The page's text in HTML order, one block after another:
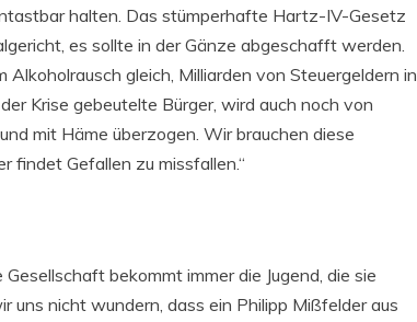
halten. Das stümperhafte Hartz-IV-Gesetz
es sollte in der Gänze abgeschafft werden.
gleich, Milliarden von Steuergeldern in
Krise gebeutelte Bürger, wird auch noch von
mit Häme überzogen. Wir brauchen diese
findet Gefallen zu missfallen.“
bekommt immer die Jugend, die sie
uns nicht wundern, dass ein Philipp Mißfelder aus